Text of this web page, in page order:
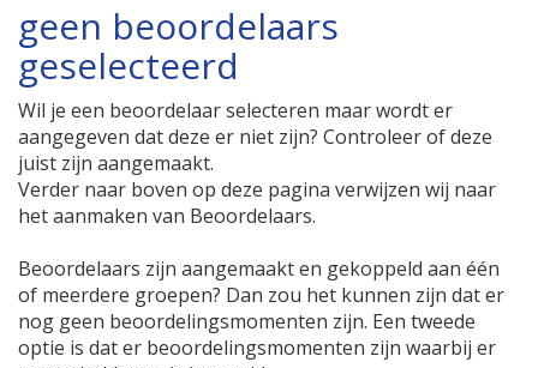
geen beoordelaars
geselecteerd
Wil je een beoordelaar selecteren maar wordt er
aangegeven dat deze er niet zijn? Controleer of deze
juist zijn aangemaakt.
Verder naar boven op deze pagina verwijzen wij naar
het aanmaken van Beoordelaars.
Beoordelaars zijn aangemaakt en gekoppeld aan één
of meerdere groepen? Dan zou het kunnen zijn dat er
nog geen beoordelingsmomenten zijn. Een tweede
optie is dat er beoordelingsmomenten zijn waarbij er